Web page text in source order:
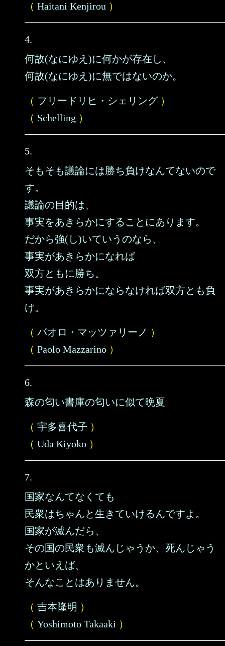
（ Haitani Kenjirou ）
4.
何故(なにゆえ)に何かが存在し、
何故(なにゆえ)に無ではないのか。
（ フリードリヒ・シェリング）
（ Schelling ）
5.
そもそも議論には勝ち負けなんてないので
す。
議論の目的は、
事実をあきらかにすることにあります。
だから強(し)いていうのなら、
事実があきらかになれば
双方ともに勝ち。
事実があきらかにならなければ双方とも負
け。
（ パオロ・マッツァリーノ ）
（ Paolo Mazzarino ）
6.
森の匂い書庫の匂いに似て晩夏
（ 宇多喜代子 ）
（ Uda Kiyoko ）
7.
国家なんてなくても
民衆はちゃんと生きていけるんですよ。
国家が滅んだら、
その国の民衆も滅んじゃうか、死んじゃう
かといえば、
そんなことはありません。
（ 吉本隆明 ）
（ Yoshimoto Takaaki ）